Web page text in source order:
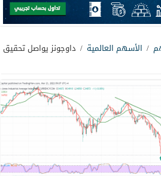
/ الأسهم العالمية / داوجونز يواصل تحقيق